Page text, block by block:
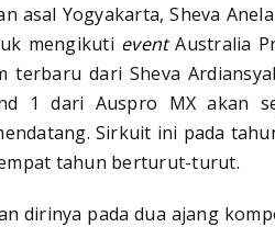
asal Yogyakarta, Sheva
mengikuti eventAustralia
dari Sheva
1 dari Auspro MX akan
Sirkuit ini pada
tahun berturut-turut.
dirinya pada dua ajang